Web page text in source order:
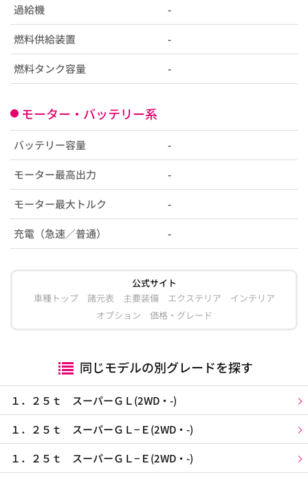
過給機 -
燃料供給装置 -
燃料タンク容量 -
モーター・バッテリー系
バッテリー容量 -
モーター最高出力 -
モーター最大トルク -
充電（急速／普通） -
公式サイト
車種トップ
諸元表 主要装備 エクステリア
インテリア
オプション
価格・グレード
同じモデルの別グレードを探す
１．２５ｔ スーパーＧＬ(2WD・-)
１．２５ｔ スーパーＧＬ−Ｅ(2WD・-)
１．２５ｔ スーパーＧＬ−Ｅ(2WD・-)